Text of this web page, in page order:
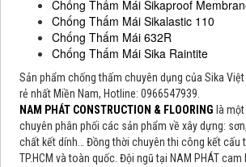
Chống Thấm Mái Sikaproof
Chống Thấm Mái Sikalastic 110
Chống Thấm Mái 632R
Chống Thấm Mái Sika Raintite
Sản phẩm chống thấm chuyên dụng của Sika
rẻ nhất Miền Nam, Hotline: 0966547939.
NAM PHÁT CONSTRUCTION & FLOORING là
chuyên phân phối các sản phẩm về xây dựng:
chất kết dính… Đồng thời chuyên thi công kết cấu
TP.HCM và toàn quốc. Đội ngũ tại NAM PHÁT